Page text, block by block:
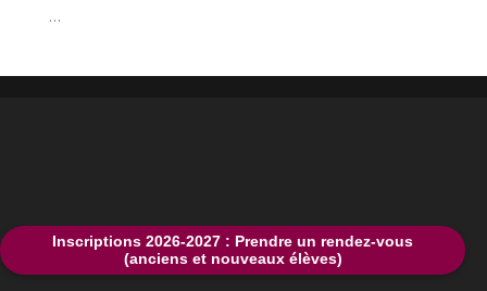
Inscriptions 2026-2027 : Prendre un rendez-vous
(anciens et nouveaux élèves)
…